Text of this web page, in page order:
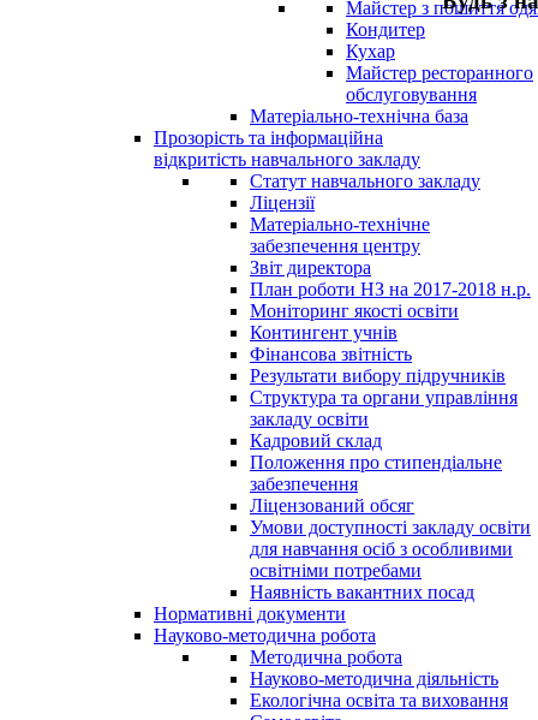
Майстер з пошиття
Кондитер
Кухар
Майстер ресторанного
обслуговування
Матеріально-технічна база
Прозорість та інформаційна
відкритість навчального закладу
Статут навчального закладу
Ліцензії
Матеріально-технічне
забезпечення центру
Звіт директора
План роботи НЗ на 2017-2018 н.р.
Моніторинг якості освіти
Контингент учнів
Фінансова звітність
Результати вибору підручників
Структура та органи управління
закладу освіти
Кадровий склад
Положення про стипендіальне
забезпечення
Ліцензований обсяг
Умови доступності закладу освіти
для навчання осіб з особливими
освітніми потребами
Наявність вакантних посад
Нормативні документи
Науково-методична робота
Методична робота
Науково-методична діяльність
Екологічна освіта та виховання